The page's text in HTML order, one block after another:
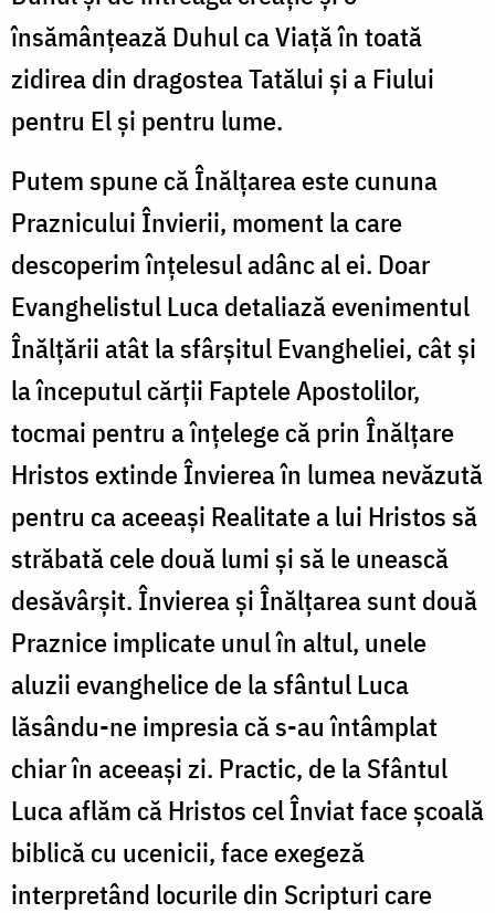
însămânțează Duhul ca Viață în toată
zidirea din dragostea Tatălui și a Fiului
pentru El și pentru lume.
Putem spune că Înălțarea este cununa
Praznicului Învierii, moment la care
descoperim înțelesul adânc al ei. Doar
Evanghelistul Luca detaliază evenimentul
Înălțării atât la sfârșitul Evangheliei, cât și
la începutul cărții Faptele Apostolilor,
tocmai pentru a înțelege că prin Înălțare
Hristos extinde Învierea în lumea nevăzută
pentru ca aceeași Realitate a lui Hristos să
străbată cele două lumi și să le unească
desăvârșit. Învierea și Înălțarea sunt două
Praznice implicate unul în altul, unele
aluzii evanghelice de la sfântul Luca
lăsându-ne impresia că s-au întâmplat
chiar în aceeași zi. Practic, de la Sfântul
Luca aflăm că Hristos cel Înviat face școală
biblică cu ucenicii, face exegeză
interpretând locurile din Scripturi care